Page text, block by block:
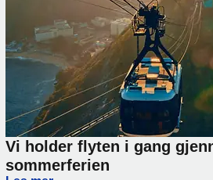
Vi holder flyten i gang
sommerferien